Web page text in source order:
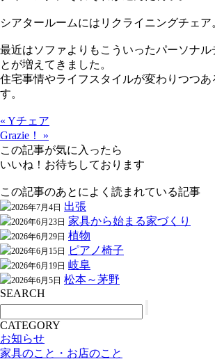
シアタールームにはリクライニングチェア
最近はソファよりもこういったパーソナル
とが増えてきました。
住宅事情やライフスタイルが変わりつつあ
す。
« Yチェア
Grazie！ »
この記事が気に入ったら
いいね！お待ちしております
この記事のあとによく読まれている記事
2026年7月4日 出張
2026年6月23日 家具から始まる家づくり
2026年6月29日 植物
2026年6月15日 ピアノ椅子
2026年6月19日 岐阜
2026年6月5日 松本～茅野
SEARCH
CATEGORY
お知らせ
家具のこと・お店のこと